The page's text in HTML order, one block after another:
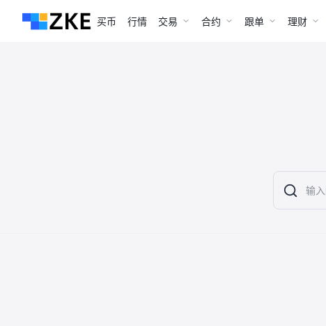
买币 行情 交易 合约 跟单 理财